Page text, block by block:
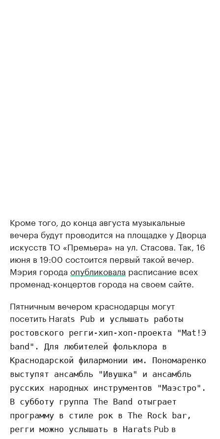
Кроме того, до конца августа музыкальные
вечера будут проводится на площадке у Дворца
искусств ТО «Премьера» на ул. Стасова. Так, 16
июня в 19:00 состоится первый такой вечер.
Мэрия города опубликовала расписание всех
променад-концертов города на своем сайте.
Пятничным вечером краснодарцы могут
посетить Harats Pub и услышать работы
ростовского регги-хип-хоп-проекта "Mat!Э
band". Для любителей фольклора в
Краснодарской филармонии им. Пономаренко
выступят ансамбль "Ивушка" и ансамбль
русских народных инструментов "Маэстро".
В субботу группа The Band отыграет
программу в стиле рок в The Rock bar,
регги можно услышать в Harats Pub в